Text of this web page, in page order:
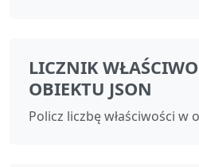
LICZNIK
OBIEKTU JSON
Policz liczbę właściwości w